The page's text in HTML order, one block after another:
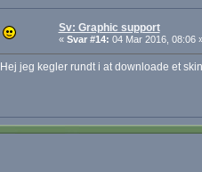
Sv: Graphic support
« Svar #14: 04 Mar 2016, 08:06
Hej jeg kegler rundt i at downloade et